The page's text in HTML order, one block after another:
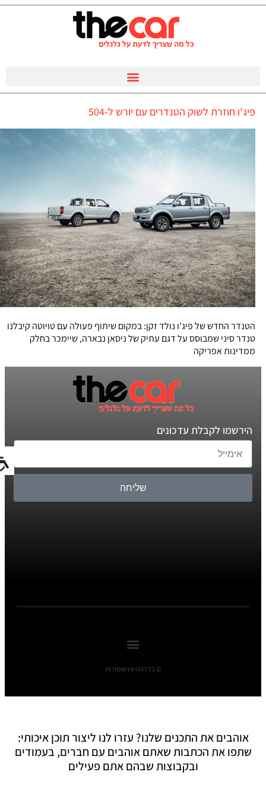
פיג'ו חוזרת לשוק הטנדרים עם יורש ל-504
הטנדר החדש של פיג'ו נולד זקן: במקום שיתוף פעולה עם טויוטה קיבלנו
טנדר סיני שמבוסס על דגם עתיק של ניסאן נבארה, שיימכר בחלק
ממדינות אפריקה
הירשמו לקבלת עדכונים
שליחה
© כל הזכויות שומורות
אוהבים את התכנים שלנו? עזרו לנו ליצור תוכן איכותי:
שתפו את הכתבות שאתם אוהבים עם חברים, בעמודים
ובקבוצות שבהם אתם פעילים